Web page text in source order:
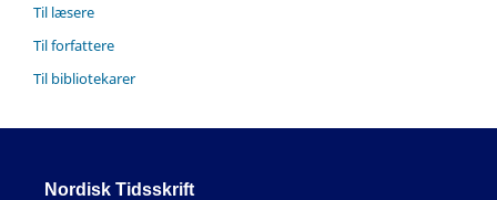
Til læsere
Til forfattere
Til bibliotekarer
Nordisk Tidsskrift